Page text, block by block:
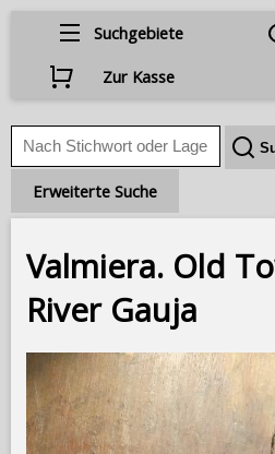
Suchgebiete
Zur Kasse
Erweiterte Suche
Valmiera. Old
River Gauja